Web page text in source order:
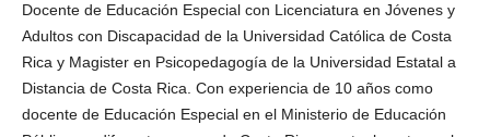
Docente de Educación Especial con Licenciatura en Jóvenes y
Adultos con Discapacidad de la Universidad Católica de Costa
Rica y Magister en Psicopedagogía de la Universidad Estatal a
Distancia de Costa Rica. Con experiencia de 10 años como
docente de Educación Especial en el Ministerio de Educación